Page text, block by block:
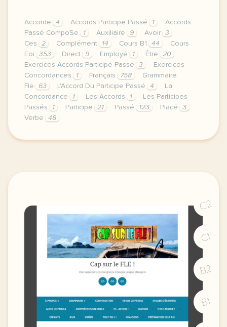
Accorde 4 Accords Participe Passé 1
Accords
Passé Compo´Se
1 Auxiliaire 9 Avoir
3
Ces
2 Complément 14 Cours B1 44
Cours
Eoi
353 Direct 9 Employé 1 Être
20
Exercices Accords Participé Passé
3
Exercices
Concordances
1 Français 758
Grammaire
Fle
63 L'Accord Du Participe Passé 4
La
Concordance
1 Les Accords 1
Les Participes
Passés
1 Participe 21 Passé 123 Placé
3
Verbe
48
cette derniere semaine de cours avec le niveau
C2
C1
B2
B1